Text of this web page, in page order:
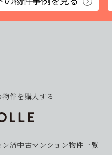
件を購入する
ン済中古マンション物件一覧